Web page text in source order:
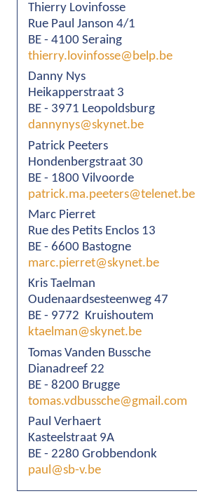
Thierry Lovinfosse
Rue Paul Janson 4/1
BE - 4100 Seraing
thierry.lovinfosse@belp.be
Danny Nys
Heikapperstraat 3
BE - 3971 Leopoldsburg
dannynys@skynet.be
Patrick Peeters
Hondenbergstraat 30
BE - 1800 Vilvoorde
patrick.ma.peeters@telenet.be
Marc Pierret
Rue des Petits Enclos 13
BE - 6600 Bastogne
marc.pierret@skynet.be
Kris Taelman
Oudenaardsesteenweg 47
BE - 9772 Kruishoutem
ktaelman@skynet.be
Tomas Vanden Bussche
Dianadreef 22
BE - 8200 Brugge
tomas.vdbussche@gmail.com
Paul Verhaert
Kasteelstraat 9A
BE - 2280 Grobbendonk
paul@sb-v.be